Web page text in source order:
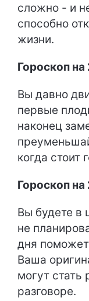
сложно - и
способно
жизни.
Гороскоп
Вы давно
первые
наконец
когда стоит
Гороскоп
Вы будете в
не
дня
Ваша
могут
разговоре.